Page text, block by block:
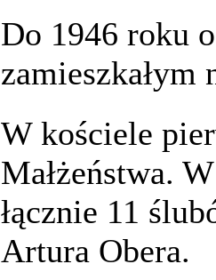
Do 1946 roku
zamieszkałym
W kościele
Małżeństwa.
łącznie 11
Artura Obera.